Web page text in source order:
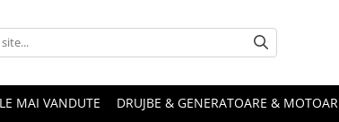
MAI VANDUTE DRUJBE & GENERATOARE &